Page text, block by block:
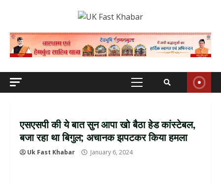
Primary
एसएसपी की ये बात सुन आपा खो बैठा हेड कांस्टेबल,
बजा रहा था बिगुल; अचानक झपटकर किया हमला
Uk Fast Khabar January 6, 2024